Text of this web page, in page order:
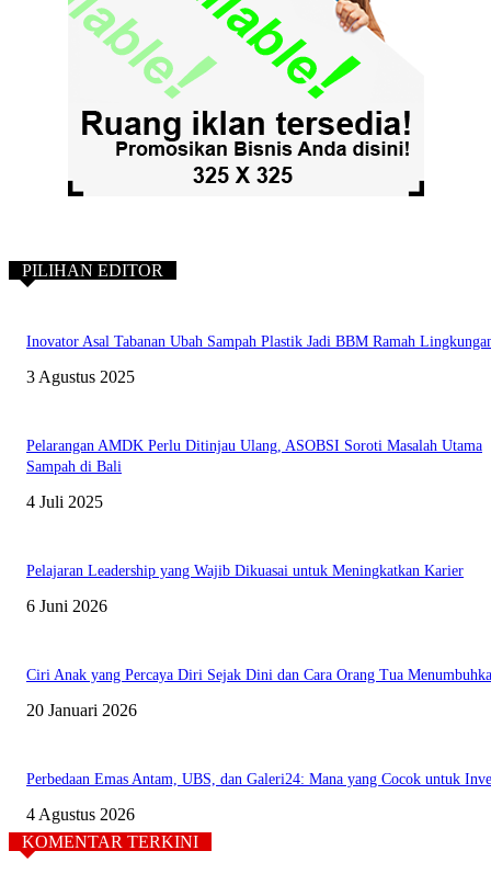
PILIHAN EDITOR
Inovator Asal Tabanan Ubah Sampah Plastik Jadi BBM Ramah
3 Agustus 2025
Pelarangan AMDK Perlu Ditinjau Ulang, ASOBSI Soroti Masalah Utama
Sampah di Bali
4 Juli 2025
Pelajaran Leadership yang Wajib Dikuasai untuk Meningkatkan Karier
6 Juni 2026
Ciri Anak yang Percaya Diri Sejak Dini dan Cara Orang Tua
20 Januari 2026
Perbedaan Emas Antam, UBS, dan Galeri24: Mana yang Cocok untuk
4 Agustus 2026
KOMENTAR TERKINI